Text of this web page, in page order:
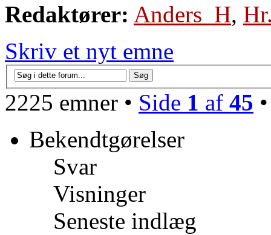
Redaktører: Anders_H,
Skriv et nyt emne
2225 emner • Side 1 af 45
Bekendtgørelser
Svar
Visninger
Seneste indlæg